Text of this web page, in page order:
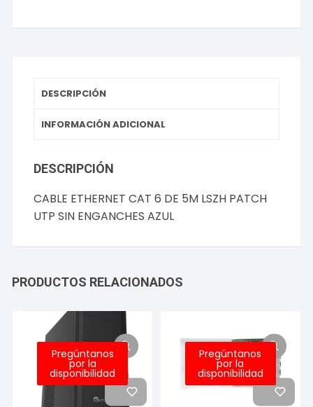
ENGANCHES
cantidad
DESCRIPCIÓN
INFORMACIÓN ADICIONAL
DESCRIPCIÓN
CABLE ETHERNET CAT 6 DE 5M LSZH PATCH
UTP SIN ENGANCHES AZUL
PRODUCTOS RELACIONADOS
Pregúntanos
por la
disponibilidad
Pregúntanos
por la
disponibilidad